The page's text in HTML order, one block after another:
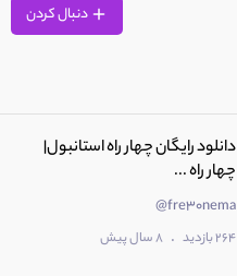
دانلود رایگان چهار راه استانبول|
چهار راه ...
fre30nema@
264 بازدید . 8 سال پیش